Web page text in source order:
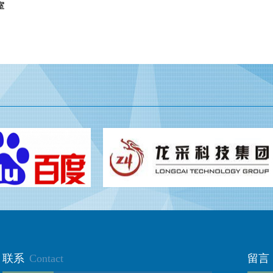
联系 Contact 留言